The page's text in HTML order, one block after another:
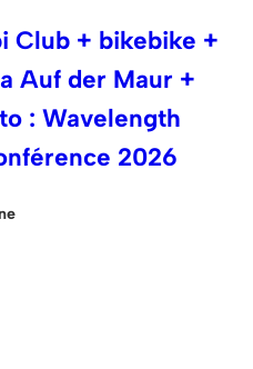
Club + bikebike +
Auf der Maur +
: Wavelength
2026